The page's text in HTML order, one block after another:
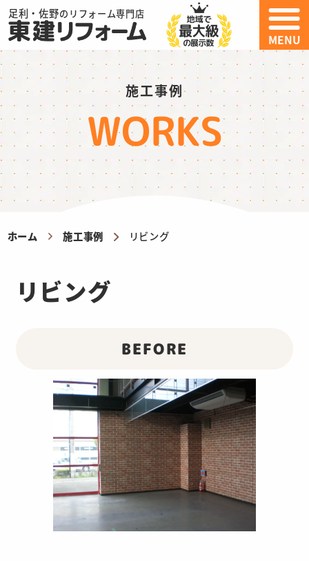
足利・佐野のリフォーム専門店
MENU
施工事例
WORKS
ホーム 施工事例 リビング
リビング
BEFORE